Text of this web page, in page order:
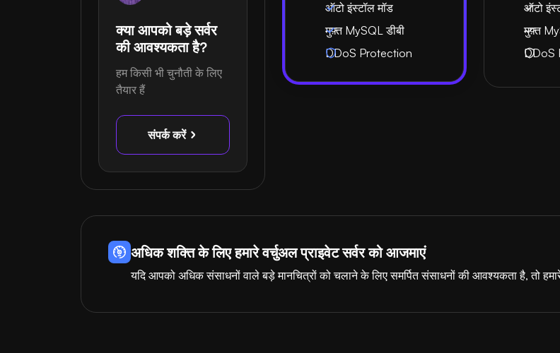
क्या आपको बड़े सर्वर
की आवश्यकता है?
हम किसी भी चुनौती के लिए
तैयार हैं
संपर्क करें
ऑटो इंस्टॉल मॉड
मुफ़्त MySQL डीबी
DDoS Protection
ऑटो
मुफ़्त
DDoS
अधिक शक्ति के लिए हमारे वर्चुअल प्राइवेट सर्वर को आजमाएं
यदि आपको अधिक संसाधनों वाले बड़े मानचित्रों को चलाने के लिए समर्पित संसाधनों की आवश्यकता है, तो